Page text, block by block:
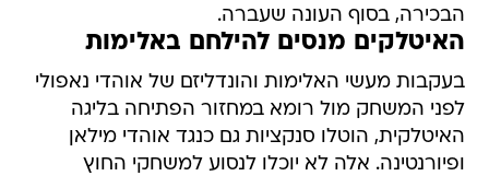
הבכירה, בסוף העונה שעברה.
האיטלקים מנסים להילחם באלימות
בעקבות מעשי האלימות והונדליזם של אוהדי נאפולי
לפני המשחק מול רומא במחזור הפתיחה בליגה
האיטלקית, הוטלו סנקציות גם כנגד אוהדי מילאן
ופיורנטינה. אלה לא יוכלו לנסוע למשחקי החוץ